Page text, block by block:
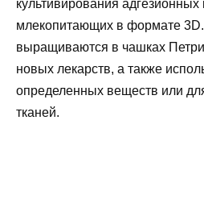
культивирования адгезионных
млекопитающих в формате 3D.
выращиваются в чашках
новых лекарств, а также
определенных веществ или
тканей.